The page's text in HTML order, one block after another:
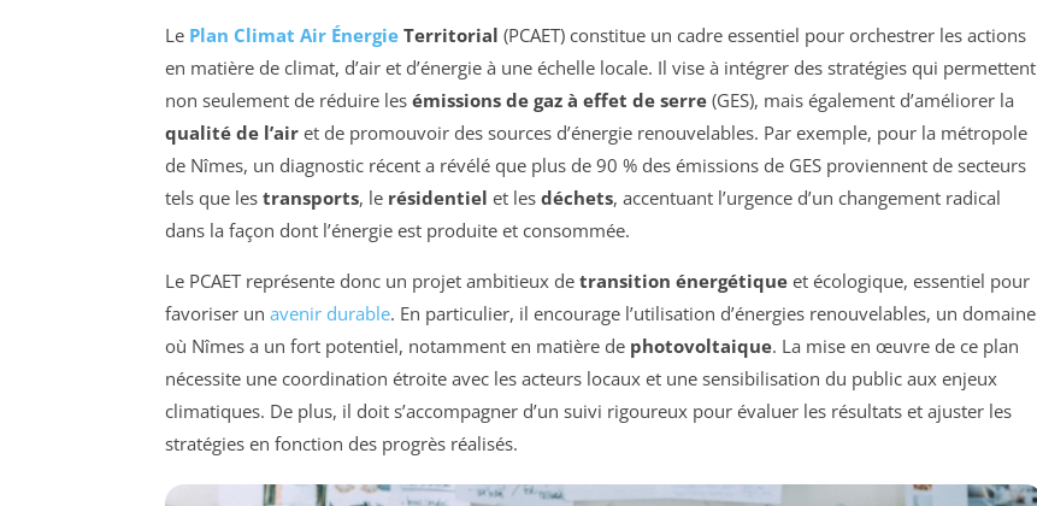
Le Plan Climat Air Énergie Territorial (PCAET) constitue un cadre essentiel pour orchestrer les actions
en matière de climat, d’air et d’énergie à une échelle locale. Il vise à intégrer des stratégies qui permettent
non seulement de réduire les émissions de gaz à effet de serre (GES), mais également d’améliorer la
qualité de l’air et de promouvoir des sources d’énergie renouvelables. Par exemple, pour la métropole
de Nîmes, un diagnostic récent a révélé que plus de 90 % des émissions de GES proviennent de secteurs
tels que les transports, le résidentiel et les déchets, accentuant l’urgence d’un changement radical
dans la façon dont l’énergie est produite et consommée.
Le PCAET représente donc un projet ambitieux de transition énergétique et écologique, essentiel pour
favoriser un avenir durable. En particulier, il encourage l’utilisation d’énergies renouvelables, un domaine
où Nîmes a un fort potentiel, notamment en matière de photovoltaique. La mise en œuvre de ce plan
nécessite une coordination étroite avec les acteurs locaux et une sensibilisation du public aux enjeux
climatiques. De plus, il doit s’accompagner d’un suivi rigoureux pour évaluer les résultats et ajuster les
stratégies en fonction des progrès réalisés.